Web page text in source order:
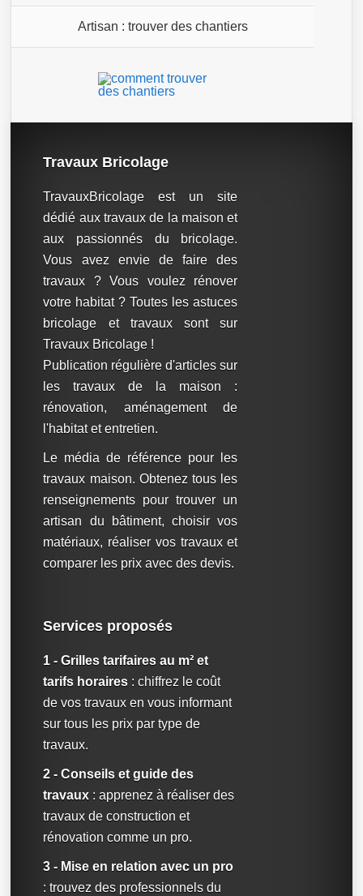
Artisan : trouver des chantiers
Travaux Bricolage
TravauxBricolage est un site
dédié aux travaux de la maison et
aux passionnés du bricolage.
Vous avez envie de faire des
travaux ? Vous voulez rénover
votre habitat ? Toutes les astuces
bricolage et travaux sont sur
Travaux Bricolage !
Publication régulière d'articles sur
les travaux de la maison :
rénovation, aménagement de
l'habitat et entretien.
Le média de référence pour les
travaux maison. Obtenez tous les
renseignements pour trouver un
artisan du bâtiment, choisir vos
matériaux, réaliser vos travaux et
comparer les prix avec des devis.
Services proposés
1 - Grilles tarifaires au m² et
tarifs horaires : chiffrez le coût
de vos travaux en vous informant
sur tous les prix par type de
travaux.
2 - Conseils et guide des
travaux : apprenez à réaliser des
travaux de construction et
rénovation comme un pro.
3 - Mise en relation avec un pro
: trouvez des professionnels du